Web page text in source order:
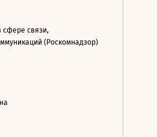
сфере связи,
(Роскомнадзор)